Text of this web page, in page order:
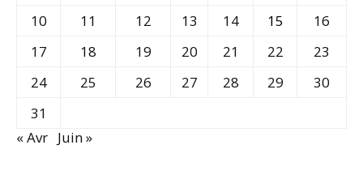
10
11 12 13 14 15
16
17
18 19 20 21 22
23
24
25 26 27 28 29
30
31
« Avr Juin »